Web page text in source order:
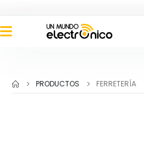
PRODUCTOS FERRETERÍA